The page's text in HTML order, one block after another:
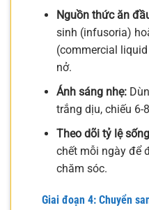
Nguồn thức ăn
sinh (infusoria)
(commercial
nở.
Ánh sáng nhẹ:
trắng dịu, chiếu 6-
Theo dõi tỷ lệ
chết mỗi ngày để
chăm sóc.
Giai đoạn 4: Chuyển